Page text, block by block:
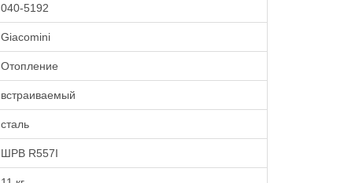
040-5192
Giacomini
Отопление
встраиваемый
сталь
ШРВ R557I